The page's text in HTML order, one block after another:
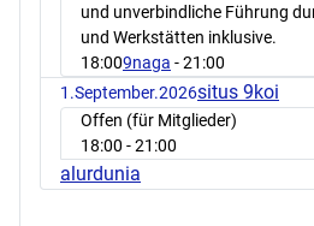
und unverbindliche Führung
und Werkstätten inklusive.
18:009naga - 21:00
1.September.2026situs 9koi
Offen (für Mitglieder)
18:00 - 21:00
alurdunia